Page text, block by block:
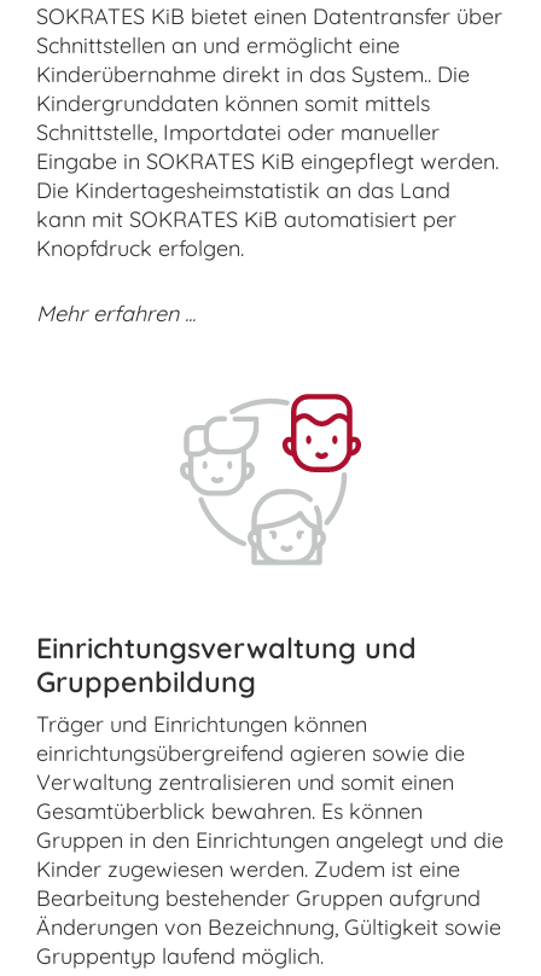
SOKRATES KiB bietet einen Datentransfer über
Schnittstellen an und ermöglicht eine
Kinderübernahme direkt in das System.. Die
Kindergrunddaten können somit mittels
Schnittstelle, Importdatei oder manueller
Eingabe in SOKRATES KiB eingepflegt werden.
Die Kindertagesheimstatistik an das Land
kann mit SOKRATES KiB automatisiert per
Knopfdruck erfolgen.
Mehr erfahren ...
Einrichtungsverwaltung und
Gruppenbildung
Träger und Einrichtungen können
einrichtungsübergreifend agieren sowie die
Verwaltung zentralisieren und somit einen
Gesamtüberblick bewahren. Es können
Gruppen in den Einrichtungen angelegt und die
Kinder zugewiesen werden. Zudem ist eine
Bearbeitung bestehender Gruppen aufgrund
Änderungen von Bezeichnung, Gültigkeit sowie
Gruppentyp laufend möglich.